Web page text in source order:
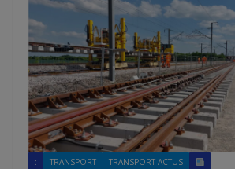
: TRANSPORT TRANSPORT-ACTUS